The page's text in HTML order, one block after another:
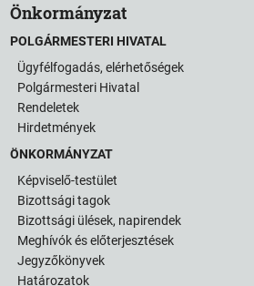
Önkormányzat
POLGÁRMESTERI HIVATAL
Ügyfélfogadás, elérhetőségek
Polgármesteri Hivatal
Rendeletek
Hirdetmények
ÖNKORMÁNYZAT
Képviselő-testület
Bizottsági tagok
Bizottsági ülések, napirendek
Meghívók és előterjesztések
Jegyzőkönyvek
Határozatok